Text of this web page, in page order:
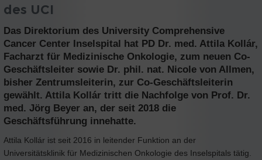
des UCI
Das Direktorium des University Comprehensive
Cancer Center Inselspital hat PD Dr. med. Attila Kollár,
Facharzt für Medizinische Onkologie, zum neuen Co-
Geschäftsleiter sowie Dr. phil. nat. Nicole von Allmen,
bisher Zentrumsleiterin, zur Co-Geschäftsleiterin
gewählt. Attila Kollár tritt die Nachfolge von Prof. Dr.
med. Jörg Beyer an, der seit 2018 die
Geschäftsführung innehatte.
Attila Kollár ist seit 2016 in leitender Funktion an der
Universitätsklinik für Medizinischen Onkologie des Inselspitals tätig.